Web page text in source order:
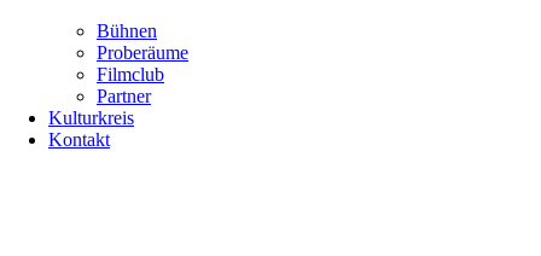
Bühnen
Proberäume
Filmclub
Partner
Kulturkreis
Kontakt